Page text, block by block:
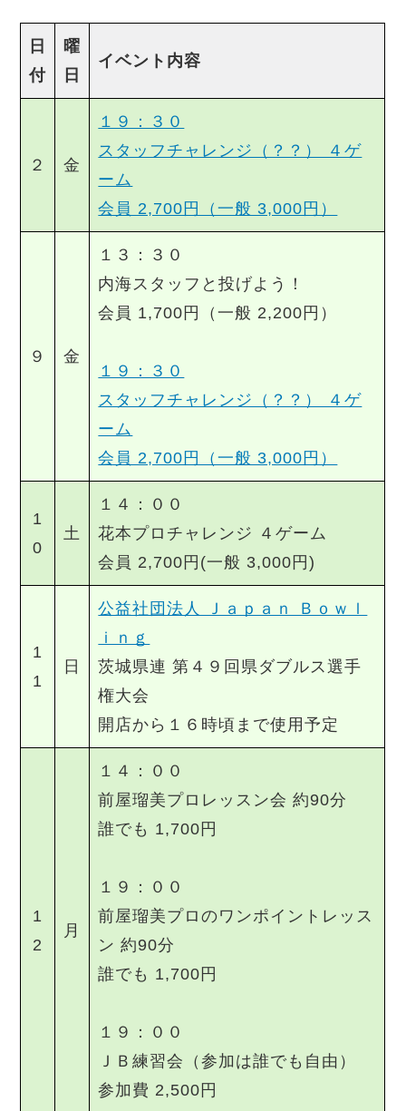
日
付
曜
日
イベント内容
２ 金
１９：３０
スタッフチャレンジ（？？） ４ゲ
ーム
会員 2,700円（一般 3,000円）
９ 金
１３：３０
内海スタッフと投げよう！
会員 1,700円（一般 2,200円）
１９：３０
スタッフチャレンジ（？？） ４ゲ
ーム
会員 2,700円（一般 3,000円）
1
0
土
１４：００
花本プロチャレンジ ４ゲーム
会員 2,700円(一般 3,000円)
1
1
日
公益社団法人 Ｊａｐａｎ Ｂｏｗｌ
ｉｎｇ
茨城県連 第４９回県ダブルス選手
権大会
開店から１６時頃まで使用予定
1
2
月
１４：００
前屋瑠美プロレッスン会 約90分
誰でも 1,700円
１９：００
前屋瑠美プロのワンポイントレッス
ン 約90分
誰でも 1,700円
１９：００
ＪＢ練習会（参加は誰でも自由）
参加費 2,500円